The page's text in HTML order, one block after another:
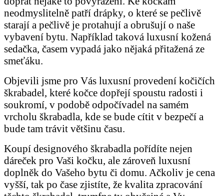
neodmyslitelně patří drápky, o které se pečlivě
starají a pečlivě je protahují a obrušují o naše
vybavení bytu. Například taková luxusní kožená
sedačka, časem vypadá jako nějaká přitažená ze
smeťáku.
Objevili jsme pro Vás luxusní provedení kočičích
škrabadel, které kočce dopřejí spoustu radosti i
soukromí, v podobě odpočívadel na samém
vrcholu škrabadla, kde se bude cítit v bezpečí a
bude tam trávit většinu času.
Koupí designového škrabadla pořídíte nejen
dáreček pro Vaši kočku, ale zároveň luxusní
doplněk do Vašeho bytu či domu. Ačkoliv je cena
vyšší, tak po čase zjistíte, že kvalita zpracování